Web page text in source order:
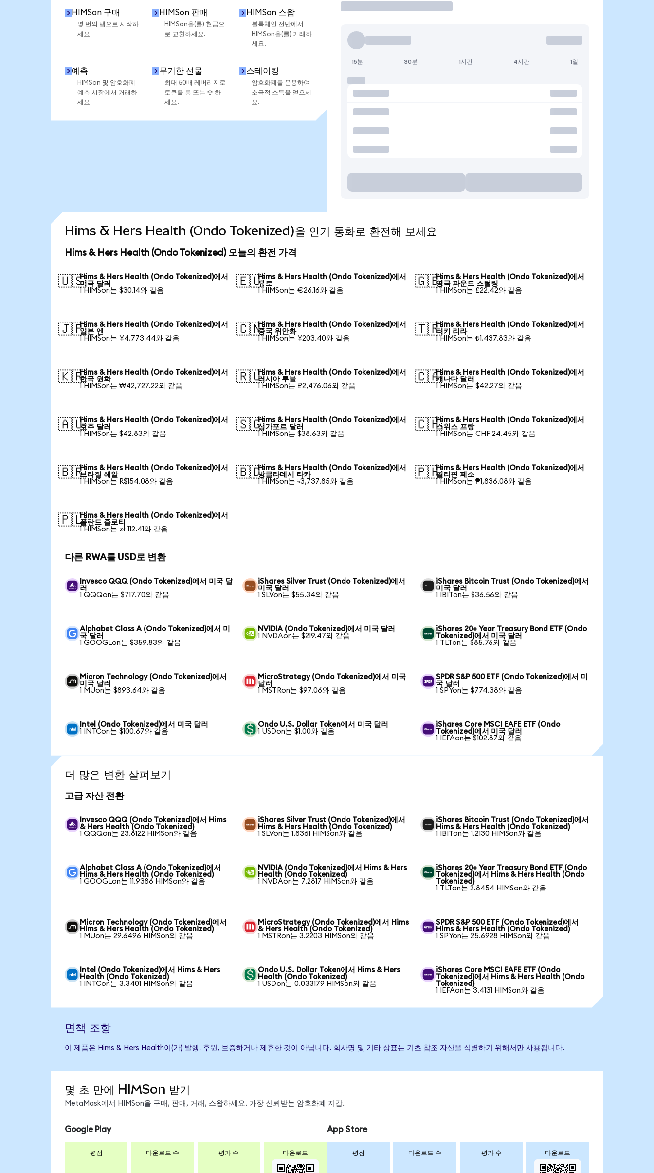
HIMSon 구매
몇 번의 탭으로 시작하
세요.
HIMSon 판매
HIMSon을(를) 현금으
로 교환하세요.
HIMSon 스왑
블록체인 전반에서
HIMSon을(를) 거래하
세요.
예측
HIMSon 및 암호화폐
예측 시장에서 거래하
세요.
무기한 선물
최대 50배 레버리지로
토큰을 롱 또는 숏 하
세요.
스테이킹
암호화폐를 운용하여
소극적 소득을 얻으세
요.
15분 30분 1시간 4시간 1일
Hims & Hers Health (Ondo Tokenized)을 인기 통화로 환전해 보세요
Hims & Hers Health (Ondo Tokenized) 오늘의 환전 가격
🇺🇸Hims & Hers Health (Ondo Tokenized)에서
미국 달러
1 HIMSon는 $30.14와 같음
🇪🇺Hims & Hers Health (Ondo Tokenized)에서
유로
1 HIMSon는 €26.16와 같음
🇬🇧Hims & Hers Health (Ondo Tokenized)에서
영국 파운드 스털링
1 HIMSon는 £22.42와 같음
🇯🇵Hims & Hers Health (Ondo Tokenized)에서
일본 엔
1 HIMSon는 ¥4,773.44와 같음
🇨🇳Hims & Hers Health (Ondo Tokenized)에서
중국 위안화
1 HIMSon는 ¥203.40와 같음
🇹🇷Hims & Hers Health (Ondo Tokenized)에서
터키 리라
1 HIMSon는 ₺1,437.83와 같음
🇰🇷Hims & Hers Health (Ondo Tokenized)에서
한국 원화
1 HIMSon는 ₩42,727.22와 같음
🇷🇺Hims & Hers Health (Ondo Tokenized)에서
러시아 루블
1 HIMSon는 ₽2,476.06와 같음
🇨🇦Hims & Hers Health (Ondo Tokenized)에서
캐나다 달러
1 HIMSon는 $42.27와 같음
🇦🇺Hims & Hers Health (Ondo Tokenized)에서
호주 달러
1 HIMSon는 $42.83와 같음
🇸🇬Hims & Hers Health (Ondo Tokenized)에서
싱가포르 달러
1 HIMSon는 $38.63와 같음
🇨🇭Hims & Hers Health (Ondo Tokenized)에서
스위스 프랑
1 HIMSon는 CHF 24.45와 같음
🇧🇷Hims & Hers Health (Ondo Tokenized)에서
브라질 헤알
1 HIMSon는 R$154.08와 같음
🇧🇩Hims & Hers Health (Ondo Tokenized)에서
방글라데시 타카
1 HIMSon는 ৳3,737.85와 같음
🇵🇭Hims & Hers Health (Ondo Tokenized)에서
필리핀 페소
1 HIMSon는 ₱1,836.08와 같음
🇵🇱Hims & Hers Health (Ondo Tokenized)에서
폴란드 즐로티
1 HIMSon는 zł 112.41와 같음
다른 RWA를 USD로 변환
Invesco QQQ (Ondo Tokenized)에서 미국 달
러
1 QQQon는 $717.70와 같음
iShares Silver Trust (Ondo Tokenized)에서
미국 달러
1 SLVon는 $55.34와 같음
iShares Bitcoin Trust (Ondo Tokenized)에서
미국 달러
1 IBITon는 $36.56와 같음
Alphabet Class A (Ondo Tokenized)에서 미
국 달러
1 GOOGLon는 $359.83와 같음
NVIDIA (Ondo Tokenized)에서 미국 달러
1 NVDAon는 $219.47와 같음
iShares 20+ Year Treasury Bond ETF (Ondo
Tokenized)에서 미국 달러
1 TLTon는 $85.76와 같음
Micron Technology (Ondo Tokenized)에서
미국 달러
1 MUon는 $893.64와 같음
MicroStrategy (Ondo Tokenized)에서 미국
달러
1 MSTRon는 $97.06와 같음
SPDR S&P 500 ETF (Ondo Tokenized)에서 미
국 달러
1 SPYon는 $774.38와 같음
Intel (Ondo Tokenized)에서 미국 달러
1 INTCon는 $100.67와 같음
Ondo U.S. Dollar Token에서 미국 달러
1 USDon는 $1.00와 같음
iShares Core MSCI EAFE ETF (Ondo
Tokenized)에서 미국 달러
1 IEFAon는 $102.87와 같음
더 많은 변환 살펴보기
고급 자산 전환
Invesco QQQ (Ondo Tokenized)에서 Hims
& Hers Health (Ondo Tokenized)
1 QQQon는 23.8122 HIMSon와 같음
iShares Silver Trust (Ondo Tokenized)에서
Hims & Hers Health (Ondo Tokenized)
1 SLVon는 1.8361 HIMSon와 같음
iShares Bitcoin Trust (Ondo Tokenized)에서
Hims & Hers Health (Ondo Tokenized)
1 IBITon는 1.2130 HIMSon와 같음
Alphabet Class A (Ondo Tokenized)에서
Hims & Hers Health (Ondo Tokenized)
1 GOOGLon는 11.9386 HIMSon와 같음
NVIDIA (Ondo Tokenized)에서 Hims & Hers
Health (Ondo Tokenized)
1 NVDAon는 7.2817 HIMSon와 같음
iShares 20+ Year Treasury Bond ETF (Ondo
Tokenized)에서 Hims & Hers Health (Ondo
Tokenized)
1 TLTon는 2.8454 HIMSon와 같음
Micron Technology (Ondo Tokenized)에서
Hims & Hers Health (Ondo Tokenized)
1 MUon는 29.6496 HIMSon와 같음
MicroStrategy (Ondo Tokenized)에서 Hims
& Hers Health (Ondo Tokenized)
1 MSTRon는 3.2203 HIMSon와 같음
SPDR S&P 500 ETF (Ondo Tokenized)에서
Hims & Hers Health (Ondo Tokenized)
1 SPYon는 25.6928 HIMSon와 같음
Intel (Ondo Tokenized)에서 Hims & Hers
Health (Ondo Tokenized)
1 INTCon는 3.3401 HIMSon와 같음
Ondo U.S. Dollar Token에서 Hims & Hers
Health (Ondo Tokenized)
1 USDon는 0.033179 HIMSon와 같음
iShares Core MSCI EAFE ETF (Ondo
Tokenized)에서 Hims & Hers Health (Ondo
Tokenized)
1 IEFAon는 3.4131 HIMSon와 같음
면책 조항
이 제품은 Hims & Hers Health이(가) 발행, 후원, 보증하거나 제휴한 것이 아닙니다. 회사명 및 기타 상표는 기초 참조 자산을 식별하기 위해서만 사용됩니다.
몇 초 만에 HIMSon 받기
MetaMask에서 HIMSon을 구매, 판매, 거래, 스왑하세요. 가장 신뢰받는 암호화폐 지갑.
Google Play
평점 다운로드 수 평가 수 다운로드
App Store
평점 다운로드 수 평가 수 다운로드